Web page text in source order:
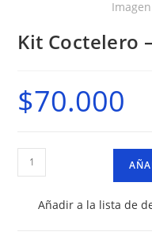
Kit Coctelero
$70.000
Kit
Coctelero
Añadir a la lista de